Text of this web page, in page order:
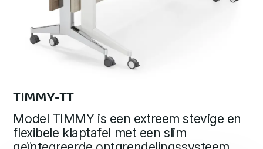
TIMMY-TT
Model TIMMY is een extreem stevige en
flexibele klaptafel met een slim